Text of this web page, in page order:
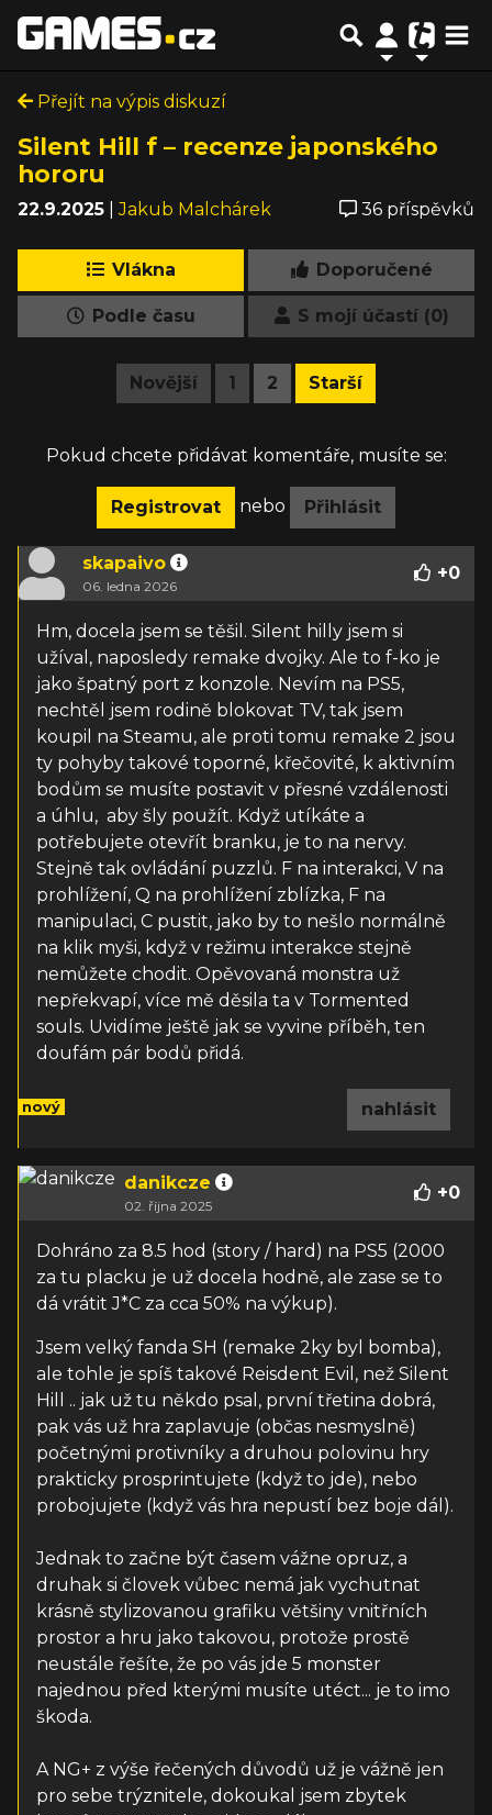
Přejít na výpis diskuzí
Silent Hill f – recenze japonského
hororu
22.9.2025 |Jakub Malchárek 36 příspěvků
Vlákna Doporučené
Podle času S mojí účastí (0)
Novější 1 2 Starší
Pokud chcete přidávat komentáře, musíte se:
Registrovat nebo Přihlásit
skapaivo
06. ledna 2026
+0
Hm, docela jsem se těšil. Silent hilly jsem si
užíval, naposledy remake dvojky. Ale to f-ko je
jako špatný port z konzole. Nevím na PS5,
nechtěl jsem rodině blokovat TV, tak jsem
koupil na Steamu, ale proti tomu remake 2 jsou
ty pohyby takové toporné, křečovité, k aktivním
bodům se musíte postavit v přesné vzdálenosti
a úhlu, aby šly použít. Když utíkáte a
potřebujete otevřít branku, je to na nervy.
Stejně tak ovládání puzzlů. F na interakci, V na
prohlížení, Q na prohlížení zblízka, F na
manipulaci, C pustit, jako by to nešlo normálně
na klik myši, když v režimu interakce stejně
nemůžete chodit. Opěvovaná monstra už
nepřekvapí, více mě děsila ta v Tormented
souls. Uvidíme ještě jak se vyvine příběh, ten
doufám pár bodů přidá.
nový nahlásit
danikcze
02. října 2025
+0
Dohráno za 8.5 hod (story / hard) na PS5 (2000
za tu placku je už docela hodně, ale zase se to
dá vrátit J*C za cca 50% na výkup).
Jsem velký fanda SH (remake 2ky byl bomba),
ale tohle je spíš takové Reisdent Evil, než Silent
Hill .. jak už tu někdo psal, první třetina dobrá,
pak vás už hra zaplavuje (občas nesmyslně)
početnými protivníky a druhou polovinu hry
prakticky prosprintujete (když to jde), nebo
probojujete (když vás hra nepustí bez boje dál).
Jednak to začne být časem vážne opruz, a
druhak si človek vůbec nemá jak vychutnat
krásně stylizovanou grafiku většiny vnitřních
prostor a hru jako takovou, protože prostě
neustále řešíte, že po vás jde 5 monster
najednou před kterými musíte utéct... je to imo
škoda.
A NG+ z výše řečených důvodů už je vážně jen
pro sebe trýznitele, dokoukal jsem zbytek